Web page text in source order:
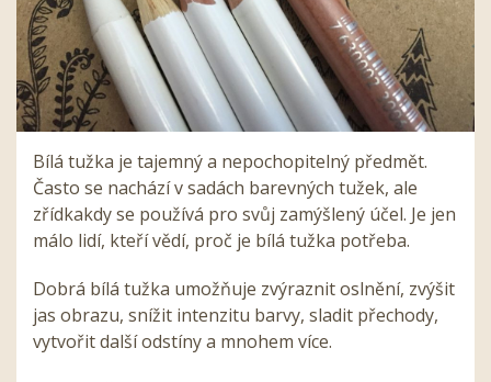
Bílá tužka je tajemný a nepochopitelný předmět.
Často se nachází v sadách barevných tužek, ale
zřídkakdy se používá pro svůj zamýšlený účel. Je jen
málo lidí, kteří vědí, proč je bílá tužka potřeba.
Dobrá bílá tužka umožňuje zvýraznit oslnění, zvýšit
jas obrazu, snížit intenzitu barvy, sladit přechody,
vytvořit další odstíny a mnohem více.